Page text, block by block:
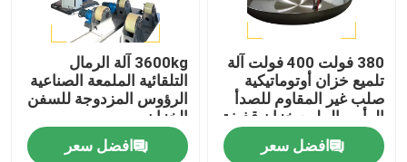
380 فولت 400 فولت آلة
تلميع خزان أوتوماتيكية
صلب غير المقاوم للصدأ
الرأس الملمع خزان قذيفة
الملمع
افضل سعر
3600kg آلة الرمال
التلقائية الملمعة الصناعية
الرؤوس المزدوجة للسفن
الخزان
افضل سعر